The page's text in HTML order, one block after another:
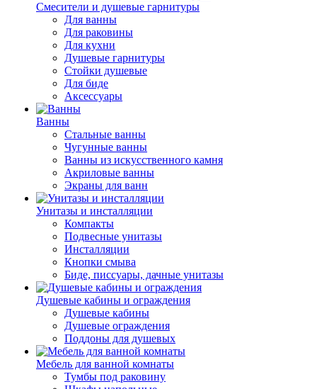
Смесители и душевые гарнитуры
Для ванны
Для раковины
Для кухни
Душевые гарнитуры
Стойки душевые
Для биде
Аксессуары
Ванны
Стальные ванны
Чугунные ванны
Ванны из искусственного камня
Акриловые ванны
Экраны для ванн
Унитазы и инсталляции
Компакты
Подвесные унитазы
Инсталляции
Кнопки смыва
Биде, писсуары, дачные унитазы
Душевые кабины и ограждения
Душевые кабины
Душевые ограждения
Поддоны для душевых
Мебель для ванной комнаты
Тумбы под раковину